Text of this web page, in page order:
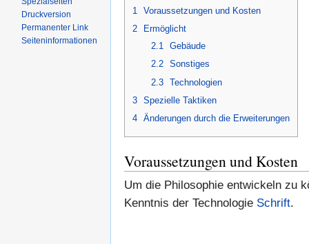
1
Voraussetzungen und Kosten
2
Ermöglicht
2.1
Gebäude
2.2
Sonstiges
2.3
Technologien
3 Spezielle Taktiken
4 Änderungen durch die Erweiterungen
Voraussetzungen und Kosten
Um die Philosophie entwickeln zu
Kenntnis der Technologie Schrift.
Druckversion
Permanenter Link
Seiten­informationen